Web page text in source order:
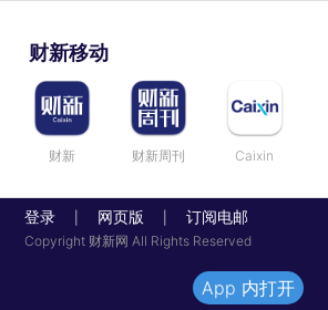
财新移动
财新 财新周刊 Caixin
登录 网页版 订阅电邮
Copyright 财新网 All Rights Reserved
App 内打开